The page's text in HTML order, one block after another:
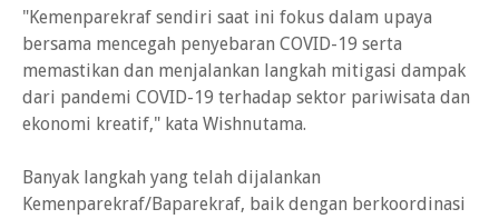
"Kemenparekraf sendiri saat ini fokus dalam upaya
bersama mencegah penyebaran COVID-19 serta
memastikan dan menjalankan langkah mitigasi dampak
dari pandemi COVID-19 terhadap sektor pariwisata dan
ekonomi kreatif," kata Wishnutama.
Banyak langkah yang telah dijalankan
Kemenparekraf/Baparekraf, baik dengan berkoordinasi